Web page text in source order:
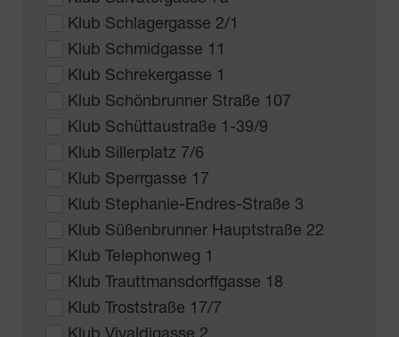
Klub Schlagergasse 2/1
Klub Schmidgasse 11
Klub Schrekergasse 1
Klub Schönbrunner Straße 107
Klub Schüttaustraße 1-39/9
Klub Sillerplatz 7/6
Klub Sperrgasse 17
Klub Stephanie-Endres-Straße 3
Klub Süßenbrunner Hauptstraße 22
Klub Telephonweg 1
Klub Trauttmansdorffgasse 18
Klub Troststraße 17/7